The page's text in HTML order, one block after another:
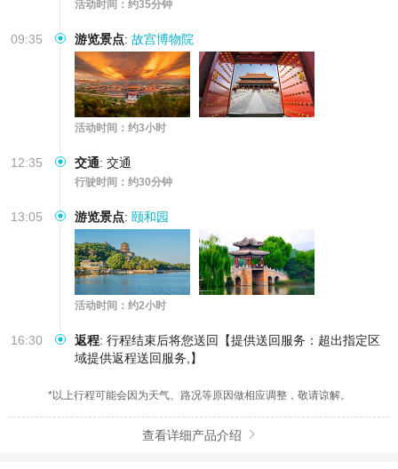
活动时间：约35分钟
09:35 游览景点: 故宫博物院
活动时间：约3小时
12:35 交通: 交通
行驶时间：约30分钟
13:05 游览景点: 颐和园
活动时间：约2小时
16:30 返程: 行程结束后将您送回【提供送回服务：超出指定区
域提供返程送回服务,】
*以上行程可能会因为天气、路况等原因做相应调整，敬请谅解。
查看详细产品介绍 